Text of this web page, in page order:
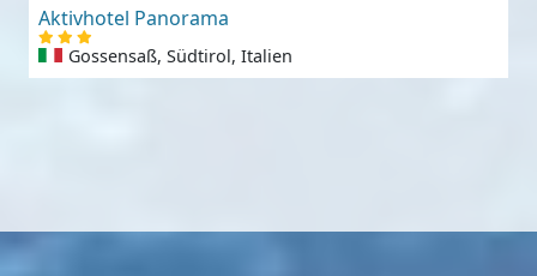
Aktivhotel Panorama
Gossensaß, Südtirol, Italien